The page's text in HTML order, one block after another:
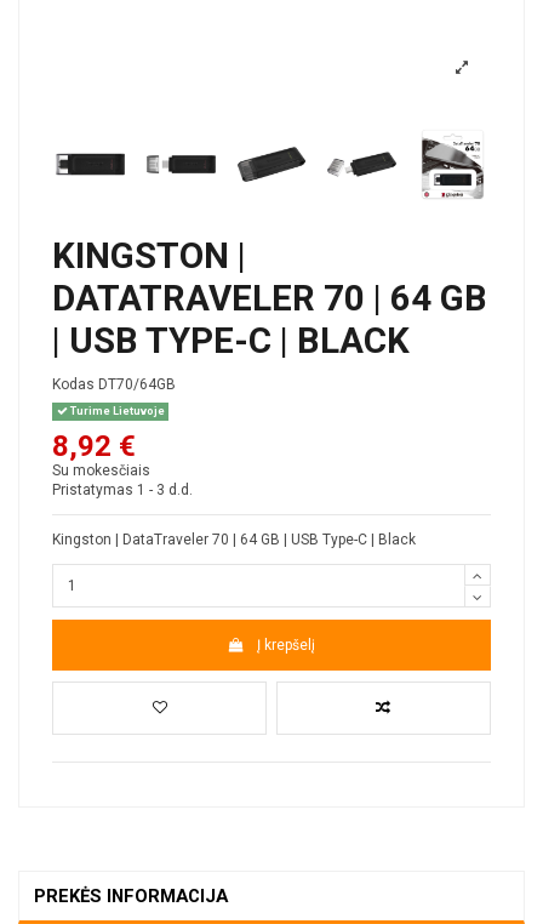
KINGSTON |
DATATRAVELER 70 | 64 GB
| USB TYPE-C | BLACK
Kodas DT70/64GB
Turime Lietuvoje
8,92 €
Su mokesčiais
Pristatymas 1 - 3 d.d.
Kingston | DataTraveler 70 | 64 GB | USB Type-C | Black
Į krepšelį
PREKĖS INFORMACIJA